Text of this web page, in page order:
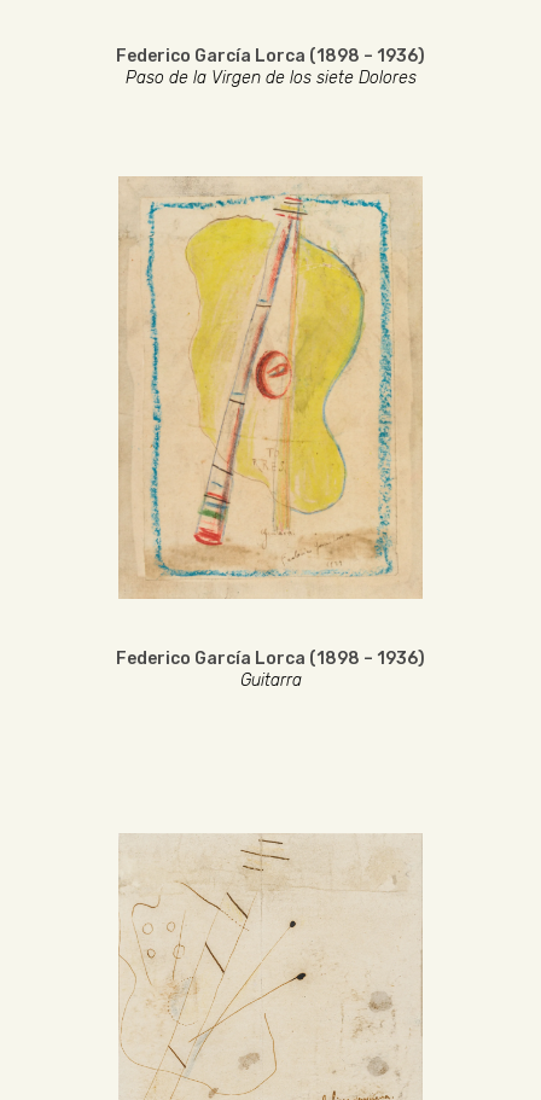
Federico García Lorca (1898 – 1936)
Paso de la Virgen de los siete Dolores
Federico García Lorca (1898 – 1936)
Guitarra